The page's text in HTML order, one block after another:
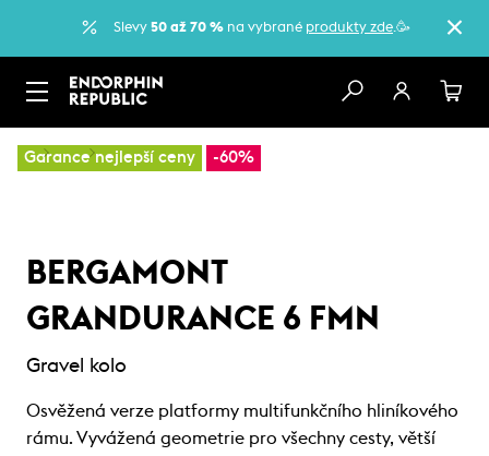
Slevy 50 až 70 % na vybrané produkty zde.🥳
Garance nejlepší ceny -60%
… Kola Gravel kola
BERGAMONT
GRANDURANCE 6 FMN
Gravel kolo
Osvěžená verze platformy multifunkčního hliníkového
rámu. Vyvážená geometrie pro všechny cesty, větší